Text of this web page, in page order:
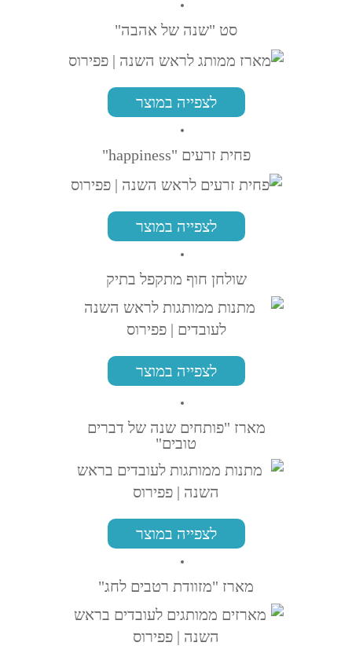
סט "שנה של אהבה"
לצפייה במוצר
פחית זרעים "happiness"
לצפייה במוצר
שולחן חוף מתקפל בתיק
לצפייה במוצר
מארז "פותחים שנה של דברים
טובים"
לצפייה במוצר
מארז "מזוודת רטבים לחג"